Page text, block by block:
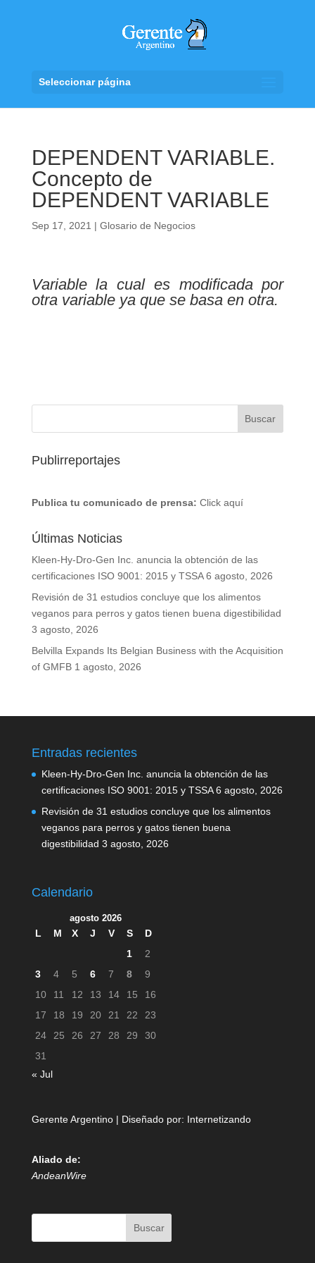
Seleccionar página
DEPENDENT VARIABLE.
Concepto de
DEPENDENT VARIABLE
Sep 17, 2021 | Glosario de Negocios
Variable la cual es modificada por
otra variable ya que se basa en otra.
Publirreportajes
Publica tu comunicado de prensa: Click aquí
Últimas Noticias
Kleen-Hy-Dro-Gen Inc. anuncia la obtención de las
certificaciones ISO 9001: 2015 y TSSA 6 agosto, 2026
Revisión de 31 estudios concluye que los alimentos
veganos para perros y gatos tienen buena digestibilidad
3 agosto, 2026
Belvilla Expands Its Belgian Business with the Acquisition
of GMFB 1 agosto, 2026
Entradas recientes
Kleen-Hy-Dro-Gen Inc. anuncia la obtención de las
certificaciones ISO 9001: 2015 y TSSA 6 agosto, 2026
Revisión de 31 estudios concluye que los alimentos
veganos para perros y gatos tienen buena
digestibilidad 3 agosto, 2026
Calendario
agosto 2026
L M X J V S
D
1
2
3
4 5 6 7 8
9
10
11 12 13 14 15
16
17
18 19 20 21 22
23
24
25 26 27 28 29
30
31
« Jul
Gerente Argentino | Diseñado por: Internetizando
Aliado de:
AndeanWire